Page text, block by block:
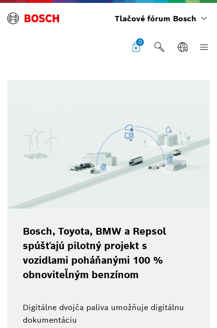
Tlačové fórum Bosch
0
Bosch, Toyota, BMW a Repsol
spúšťajú pilotný projekt s
vozidlami poháňanými 100 %
obnoviteľným benzínom
Digitálne dvojča paliva umožňuje digitálnu
dokumentáciu